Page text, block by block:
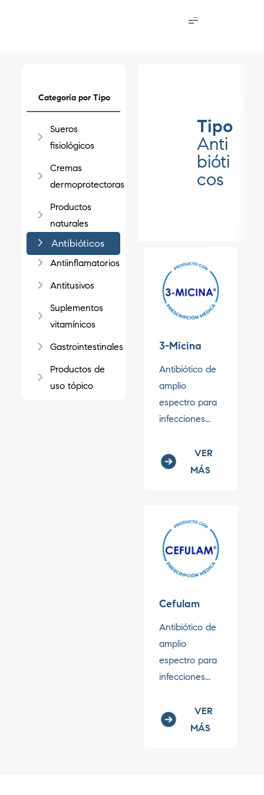
Categoría por Tipo
Sueros
fisiológicos
Cremas
dermoprotectoras
Productos
naturales
Antibióticos
Antiinflamatorios
Antitusivos
Suplementos
vitamínicos
Gastrointestinales
Productos de
uso tópico
Tipo
Anti
bióti
cos
3-Micina
Antibiótico de
amplio
espectro para
infecciones...
VER
MÁS
Cefulam
Antibiótico de
amplio
espectro para
infecciones...
VER
MÁS